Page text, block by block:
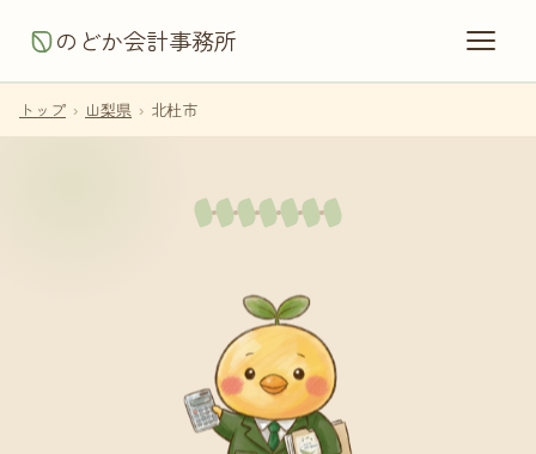
のどか会計事務所
トップ › 山梨県 › 北杜市